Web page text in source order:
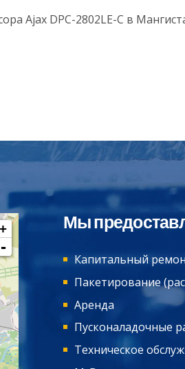
Ajax DPC-2802LE-C в
+
-
Мы
Капитальный
Пакетирование
Аренда
Пусконаладочные
Техническое